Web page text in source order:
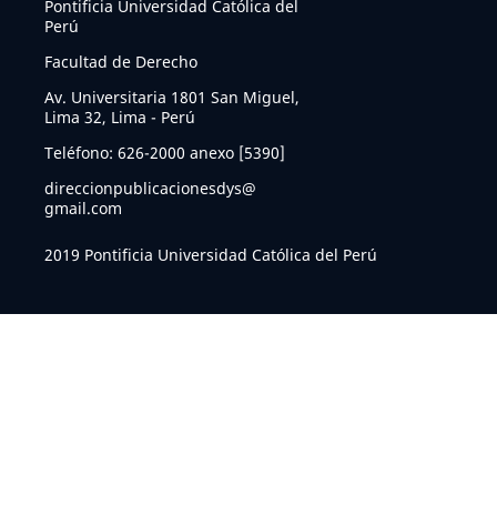
Pontificia Universidad Católica del
Perú
Facultad de Derecho
Av. Universitaria 1801 San Miguel,
Lima 32, Lima - Perú
Teléfono: 626-2000 anexo [5390]
direccionpublicacionesdys@
gmail.com
2019 Pontificia Universidad Católica del Perú